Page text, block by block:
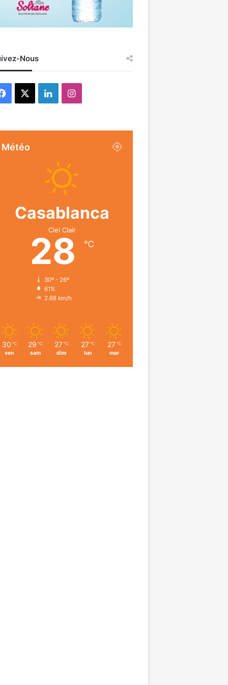
Nous
Facebook LinkedinInstagram
Météo
Casablanca
Ciel Clair
28 ℃
30º - 26º
61%
2.68 km/h
30 ℃
ven
29 ℃
sam
27 ℃
dim
27 ℃
lun
27 ℃
mar